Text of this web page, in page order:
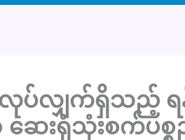
ာက်လုပ်လျှက်ရှိသ
းရုံသုံးစက်ပစ္စ